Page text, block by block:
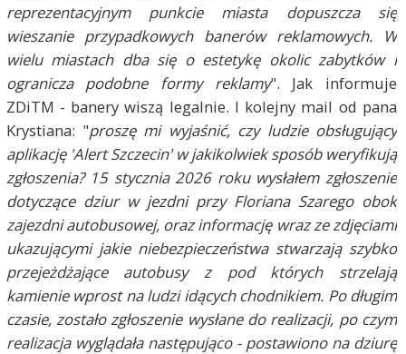
reprezentacyjnym punkcie miasta dopuszcza się
wieszanie przypadkowych banerów reklamowych. W
wielu miastach dba się o estetykę okolic zabytków i
ogranicza podobne formy reklamy". Jak informuje
ZDiTM - banery wiszą legalnie. I kolejny mail od pana
Krystiana: "proszę mi wyjaśnić, czy ludzie obsługujący
aplikację 'Alert Szczecin' w jakikolwiek sposób weryfikują
zgłoszenia? 15 stycznia 2026 roku wysłałem zgłoszenie
dotyczące dziur w jezdni przy Floriana Szarego obok
zajezdni autobusowej, oraz informację wraz ze zdjęciami
ukazującymi jakie niebezpieczeństwa stwarzają szybko
przejeżdżające autobusy z pod których strzelają
kamienie wprost na ludzi idących chodnikiem. Po długim
czasie, zostało zgłoszenie wysłane do realizacji, po czym
realizacja wyglądała następująco - postawiono na dziurę